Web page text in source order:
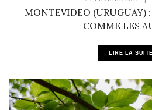
MONTEVIDEO (URUGUAY) :
COMME LES
LIRE LA SUITE